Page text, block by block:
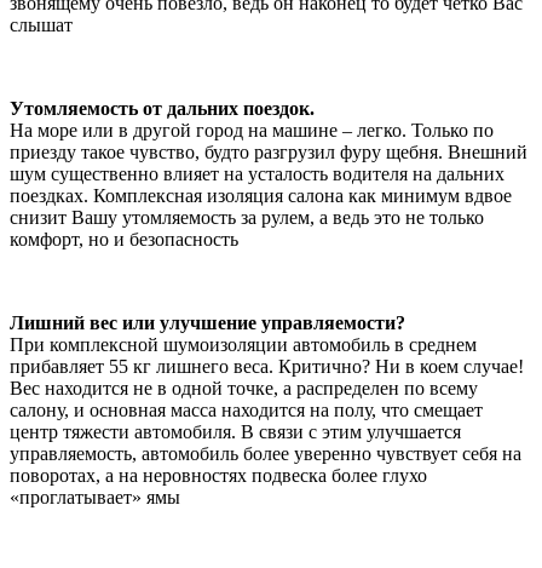
слышат
Утомляемость от дальних поездок.
На море или в другой город на машине – легко. Только по
приезду такое чувство, будто разгрузил фуру щебня. Внешний
шум существенно влияет на усталость водителя на дальних
поездках. Комплексная изоляция салона как минимум вдвое
снизит Вашу утомляемость за рулем, а ведь это не только
комфорт, но и безопасность
Лишний вес или улучшение управляемости?
При комплексной шумоизоляции автомобиль в среднем
прибавляет 55 кг лишнего веса. Критично? Ни в коем случае!
Вес находится не в одной точке, а распределен по всему
салону, и основная масса находится на полу, что смещает
центр тяжести автомобиля. В связи с этим улучшается
управляемость, автомобиль более уверенно чувствует себя на
поворотах, а на неровностях подвеска более глухо
«проглатывает» ямы